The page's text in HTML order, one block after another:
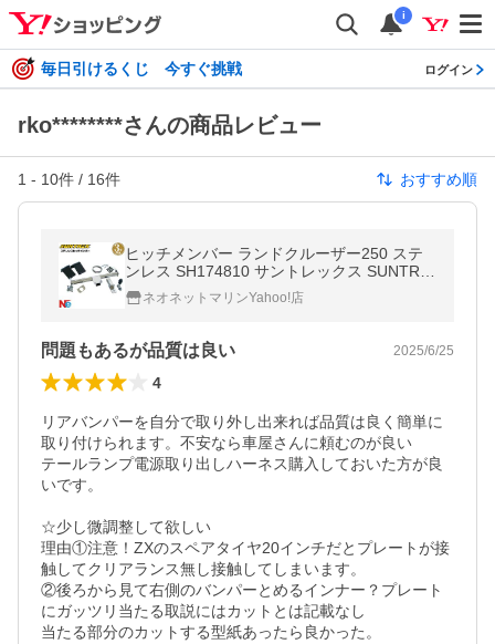
i
毎日引けるくじ 今すぐ挑戦 ログイン
rko********さんの商品レビュー
1 - 10件 / 16件 おすすめ順
ヒッチメンバー ランドクルーザー250 ステ
ンレス SH174810 サントレックス SUNTRE
X ネオネットマリンYahoo!店
問題もあるが品質は良い 2025/6/25
4
リアバンパーを自分で取り外し出来れば品質は良く簡単に
取り付けられます。不安なら車屋さんに頼むのが良い
テールランプ電源取り出しハーネス購入しておいた方が良
いです。
☆少し微調整して欲しい
理由①注意！ZXのスペアタイヤ20インチだとプレートが接
触してクリアランス無し接触してしまいます。
②後ろから見て右側のバンパーとめるインナー？プレート
にガッツリ当たる取説にはカットとは記載なし
当たる部分のカットする型紙あったら良かった。